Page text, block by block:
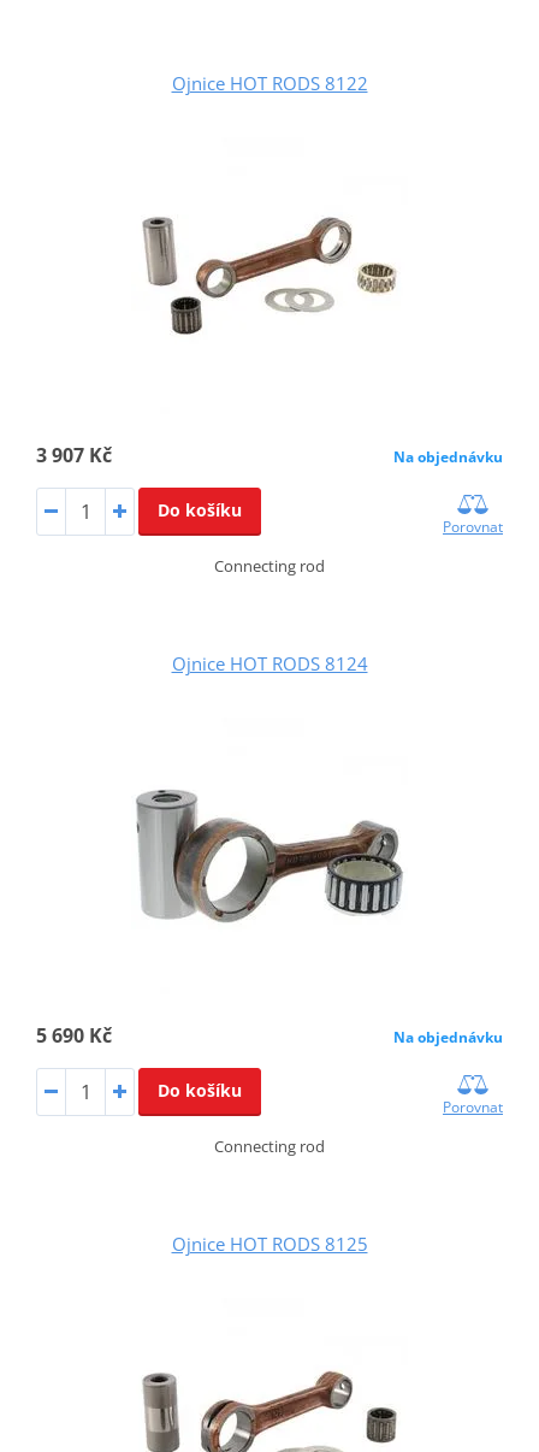
Ojnice HOT RODS 8122
3 907 Kč Na objednávku
Do košíku
Porovnat
Connecting rod
Ojnice HOT RODS 8124
5 690 Kč Na objednávku
Do košíku
Porovnat
Connecting rod
Ojnice HOT RODS 8125